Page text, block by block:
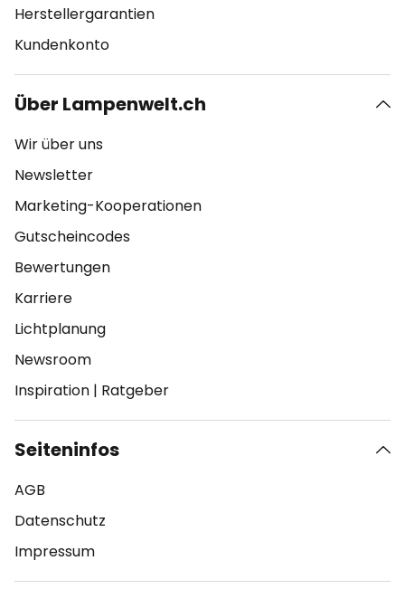
Herstellergarantien
Kundenkonto
Über Lampenwelt.ch
Wir über uns
Newsletter
Marketing-Kooperationen
Gutscheincodes
Bewertungen
Karriere
Lichtplanung
Newsroom
Inspiration | Ratgeber
Seiteninfos
AGB
Datenschutz
Impressum